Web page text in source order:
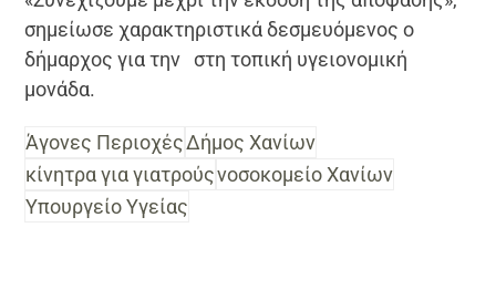
σημείωσε χαρακτηριστικά δεσμευόμενος ο
δήμαρχος για την
στη τοπική υγειονομική
μονάδα.
Άγονες ΠεριοχέςΔήμος Χανίων
κίνητρα για γιατρούςνοσοκομείο Χανίων
Υπουργείο Υγείας